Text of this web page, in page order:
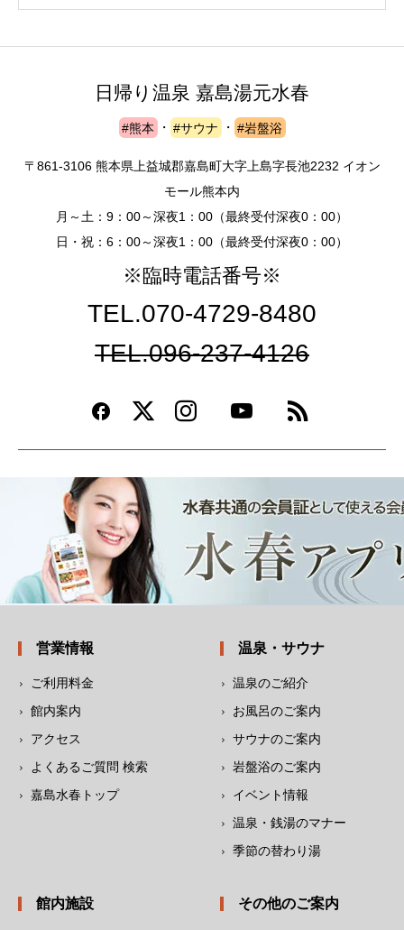
日帰り温泉 嘉島湯元水春
#熊本 ・ #サウナ ・ #岩盤浴
〒861-3106 熊本県上益城郡嘉島町大字上島字長池2232 イオン
モール熊本内
月～土：9：00～深夜1：00（最終受付深夜0：00）
日・祝：6：00～深夜1：00（最終受付深夜0：00）
※臨時電話番号※
TEL.070-4729-8480
TEL.096-237-4126
営業情報
ご利用料金
館内案内
アクセス
よくあるご質問 検索
嘉島水春トップ
温泉・サウナ
温泉のご紹介
お風呂のご案内
サウナのご案内
岩盤浴のご案内
イベント情報
温泉・銭湯のマナー
季節の替わり湯
館内施設 その他のご案内